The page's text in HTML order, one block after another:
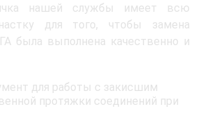
нашей службы имеет всю
для того, чтобы замена
была выполнена качественно и
для работы с закисшим
протяжки соединений при